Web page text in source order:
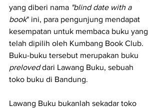
yang diberi nama "blind date with a
book" ini, para pengunjung mendapat
kesempatan untuk membaca buku yang
telah dipilih oleh Kumbang Book Club.
Buku-buku tersebut merupakan buku
preloved dari Lawang Buku, sebuah
toko buku di Bandung.
Lawang Buku bukanlah sekadar toko